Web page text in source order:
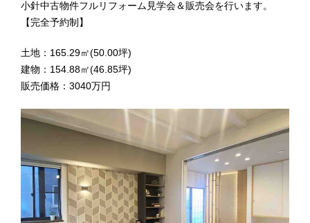
小針中古物件フルリフォーム見学会＆販売会を行います。
【完全予約制】
土地：165.29㎡(50.00坪)
建物：154.88㎡(46.85坪)
販売価格：3040万円